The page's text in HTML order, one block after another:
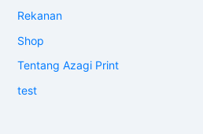
Rekanan
Shop
Tentang Azagi Print
test